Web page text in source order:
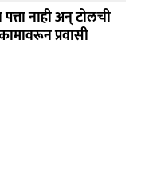
नाही अन् टोलची
प्रवासी